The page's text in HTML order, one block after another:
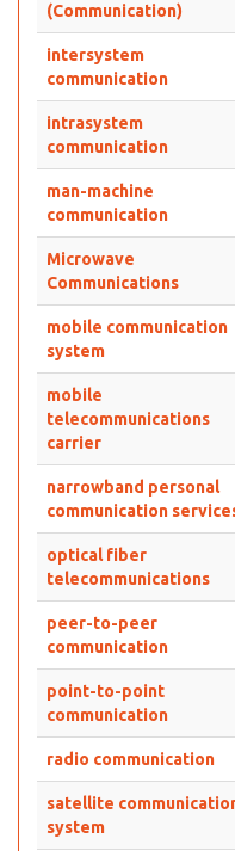
(Communication)
intersystem
communication
intrasystem
communication
man-machine
communication
Microwave
Communications
mobile communication
system
mobile
telecommunications
carrier
narrowband personal
communication
optical fiber
telecommunications
peer-to-peer
communication
point-to-point
communication
radio communication
satellite
system